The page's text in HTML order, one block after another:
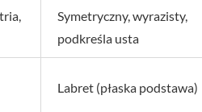
Symetryczny, wyrazisty,
podkreśla usta
Labret (płaska podstawa)